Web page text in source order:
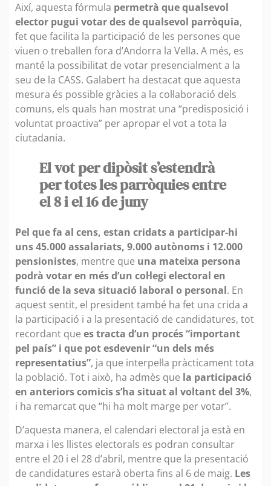
Així, aquesta fórmula permetrà que qualsevol
elector pugui votar des de qualsevol parròquia,
fet que facilita la participació de les persones que
viuen o treballen fora d’Andorra la Vella. A més, es
manté la possibilitat de votar presencialment a la
seu de la CASS. Galabert ha destacat que aquesta
mesura és possible gràcies a la col·laboració dels
comuns, els quals han mostrat una “predisposició i
voluntat proactiva” per apropar el vot a tota la
ciutadania.
El vot per dipòsit s’estendrà
per totes les parròquies entre
el 8 i el 16 de juny
Pel que fa al cens, estan cridats a participar-hi
uns 45.000 assalariats, 9.000 autònoms i 12.000
pensionistes, mentre que una mateixa persona
podrà votar en més d’un col·legi electoral en
funció de la seva situació laboral o personal. En
aquest sentit, el president també ha fet una crida a
la participació i a la presentació de candidatures, tot
recordant que es tracta d’un procés “important
pel país” i que pot esdevenir “un dels més
representatius”, ja que interpel·la pràcticament tota
la població. Tot i això, ha admès que la participació
en anteriors comicis s’ha situat al voltant del 3%,
i ha remarcat que “hi ha molt marge per votar”.
D’aquesta manera, el calendari electoral ja està en
marxa i les llistes electorals es podran consultar
entre el 20 i el 28 d’abril, mentre que la presentació
de candidatures estarà oberta fins al 6 de maig. Les